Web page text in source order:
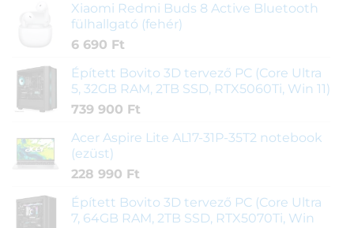
Xiaomi Redmi Buds 8 Active Bluetooth
fülhallgató (fehér)
6 690 Ft
Épített Bovito 3D tervező PC (Core Ultra
5, 32GB RAM, 2TB SSD, RTX5060Ti, Win 11)
739 900 Ft
Acer Aspire Lite AL17-31P-35T2 notebook
(ezüst)
228 990 Ft
Épített Bovito 3D tervező PC (Core Ultra
7, 64GB RAM, 2TB SSD, RTX5070Ti, Win